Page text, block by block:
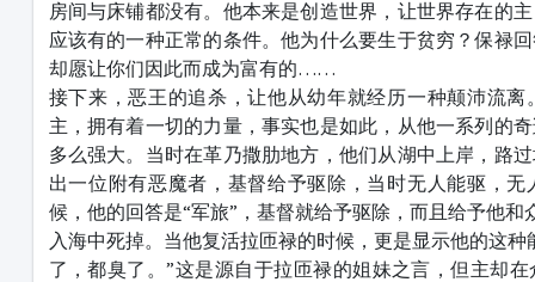
房间与床铺都没有。他本来是创造世界，让世界存在的
应该有的一种正常的条件。他为什么要生于贫穷？保禄
却愿让你们因此而成为富有的……
接下来，恶王的追杀，让他从幼年就经历一种颠沛流
主，拥有着一切的力量，事实也是如此，从他一系列的
多么强大。当时在革乃撒肋地方，他们从湖中上岸，路
出一位附有恶魔者，基督给予驱除，当时无人能驱，
候，他的回答是“军旅”，基督就给予驱除，而且给予他
入海中死掉。当他复活拉匝禄的时候，更是显示他的这
了，都臭了。”这是源自于拉匝禄的姐妹之言，但主却